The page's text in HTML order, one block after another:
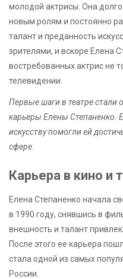
молодой актрисы. Она
новым ролям и постоянно
талант и преданность
зрителями, и вскоре Елена
востребованных актрис не
телевидении.
Первые шаги в театре стали
карьеры Елены Степаненко.
искусству помогли ей
сфере.
Карьера в кино и
Елена Степаненко начала
в 1990 году, снявшись в
внешность и талант
После этого ее карьера
стала одной из самых
России.